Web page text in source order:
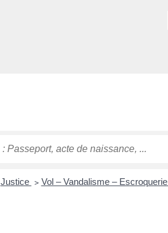
Justice > Vol – Vandalisme – Escroquerie